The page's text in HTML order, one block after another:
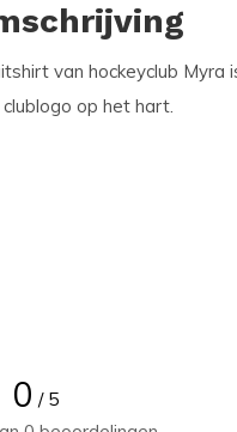
van hockeyclub
op het hart.
0 / 5